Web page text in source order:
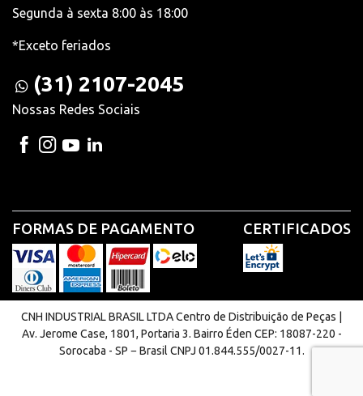
Segunda à sexta 8:00 às 18:00
*Exceto feriados
(31) 2107-2045
Nossas Redes Sociais
FORMAS DE PAGAMENTO CERTIFICADOS
CNH INDUSTRIAL BRASIL LTDA Centro de Distribuição de Peças |
Av. Jerome Case, 1801, Portaria 3. Bairro Éden CEP: 18087-220 -
Sorocaba - SP − Brasil CNPJ 01.844.555/0027-11.